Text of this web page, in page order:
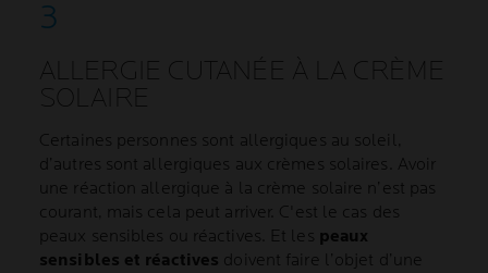
ALLERGIE CUTANÉE À LA CRÈME
SOLAIRE
Certaines personnes sont allergiques au soleil,
d’autres sont allergiques aux crèmes solaires. Avoir
une réaction allergique à la crème solaire n’est pas
courant, mais cela peut arriver. C'est le cas des
peaux sensibles ou réactives. Et les peaux
sensibles et réactives doivent faire l’objet d’une